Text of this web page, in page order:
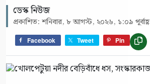
ডেস্ক নিউজ
প্রকাশিত: শনিবার, ৮ আগস্ট, ২০২৬, ১:০৯ পূর্বাহ্ণ
Facebook Tweet Pin